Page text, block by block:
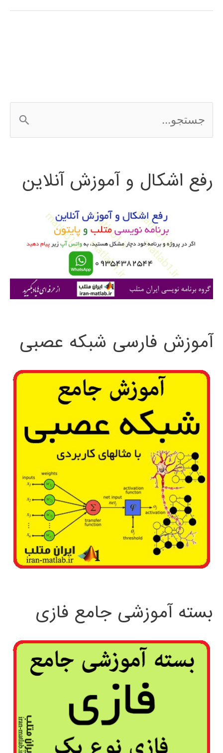
Lonely
برونئی
2016
س
ج
ی
رفع اشکال و آموزش آنلاین
آموزش فارسی شبکه عصبی
بسته آموزشی جامع فازی